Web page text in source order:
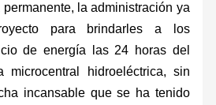
la administración ya
para brindarles a los
de energía las 24 horas del
hidroeléctrica, sin
incansable que se ha tenido